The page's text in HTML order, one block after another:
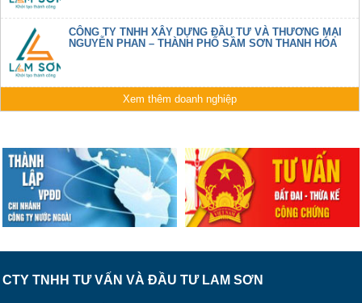
CÔNG TY TNHH XÂY DỰNG ĐẦU TƯ VÀ THƯƠNG MẠI
NGUYỄN PHAN – THÀNH PHỐ SẦM SƠN THANH HÓA
Xem thêm doanh nghiệp
CTY TNHH TƯ VẤN VÀ ĐẦU TƯ LAM SƠN